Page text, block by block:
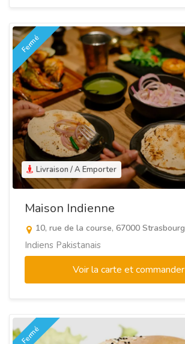
Livraison / A Emporter
Fermé
Maison Indienne
10, rue de la course, 67000 Strasbourg
Indiens Pakistanais
Voir la carte et commander
Fermé